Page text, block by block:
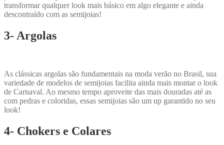
transformar qualquer look mais básico em algo elegante e ainda
descontraído com as semijoias!
3- Argolas
As clássicas argolas são fundamentais na moda verão no Brasil, sua
variedade de modelos de semijoias facilita ainda mais montar o look
de Carnaval. Ao mesmo tempo aproveite das mais douradas até as
com pedras e coloridas, essas semijoias são um up garantido no seu
look!
4- Chokers e Colares